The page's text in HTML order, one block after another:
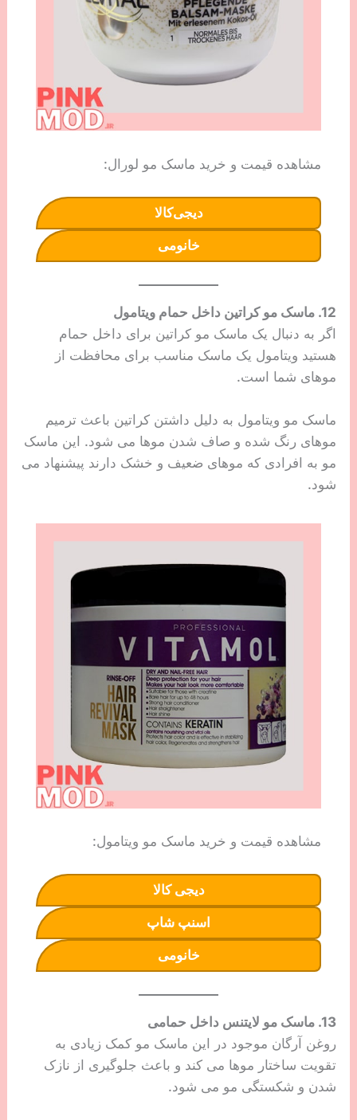
مشاهده قیمت و خرید ماسک مو لورال:
دیجی‌کالا
خانومی
12. ماسک مو کراتین داخل حمام ویتامول
اگر به دنبال یک ماسک مو کراتین برای داخل حمام
هستید ویتامول یک ماسک مناسب برای محافظت از
موهای شما است.
ماسک مو ویتامول به دلیل داشتن کراتین باعث ترمیم
موهای رنگ شده و صاف شدن موها می شود. این ماسک
مو به افرادی که موهای ضعیف و خشک دارند پیشنهاد می
شود.
مشاهده قیمت و خرید ماسک مو ویتامول:
دیجی کالا
اسنپ شاپ
خانومی
13. ماسک مو لایتنس داخل حمامی
روغن آرگان موجود در این ماسک مو کمک زیادی به
تقویت ساختار موها می کند و باعث جلوگیری از نازک
شدن و شکستگی مو می شود.